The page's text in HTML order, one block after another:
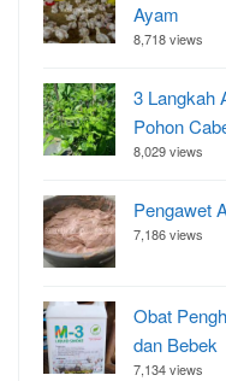
Ayam
8,718 views
3 Langkah
Pohon
8,029 views
Pengawet
7,186 views
Obat
dan Bebek
7,134 views